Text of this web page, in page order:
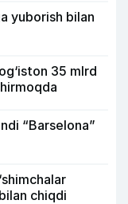
yuborish bilan
35 mlrd
“Barselona”
chiqdi